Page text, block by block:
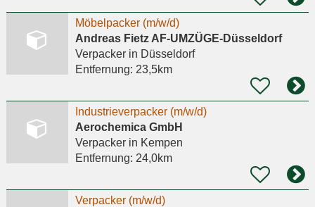
Möbelpacker (m/w/d)
Andreas Fietz AF-UMZÜGE-Düsseldorf
Verpackerin Düsseldorf
Entfernung: 23,5km
Industrieverpacker (m/w/d)
Aerochemica GmbH
Verpackerin Kempen
Entfernung: 24,0km
Verpacker (m/w/d)